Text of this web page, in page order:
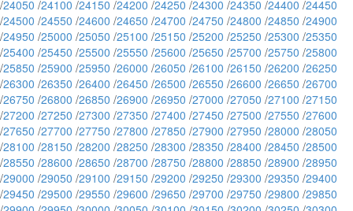
/24050 /24100 /24150 /24200 /24250 /24300 /24350 /24400 /24450
/24500 /24550 /24600 /24650 /24700 /24750 /24800 /24850 /24900
/24950 /25000 /25050 /25100 /25150 /25200 /25250 /25300 /25350
/25400 /25450 /25500 /25550 /25600 /25650 /25700 /25750 /25800
/25850 /25900 /25950 /26000 /26050 /26100 /26150 /26200 /26250
/26300 /26350 /26400 /26450 /26500 /26550 /26600 /26650 /26700
/26750 /26800 /26850 /26900 /26950 /27000 /27050 /27100 /27150
/27200 /27250 /27300 /27350 /27400 /27450 /27500 /27550 /27600
/27650 /27700 /27750 /27800 /27850 /27900 /27950 /28000 /28050
/28100 /28150 /28200 /28250 /28300 /28350 /28400 /28450 /28500
/28550 /28600 /28650 /28700 /28750 /28800 /28850 /28900 /28950
/29000 /29050 /29100 /29150 /29200 /29250 /29300 /29350 /29400
/29450 /29500 /29550 /29600 /29650 /29700 /29750 /29800 /29850